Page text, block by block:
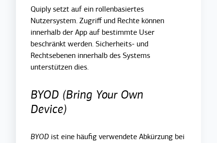
Quiply setzt auf ein rollenbasiertes
Nutzersystem. Zugriff und Rechte können
innerhalb der App auf bestimmte User
beschränkt werden. Sicherheits- und
Rechtsebenen innerhalb des Systems
unterstützen dies.
BYOD (Bring Your Own
Device)
BYOD ist eine häufig verwendete Abkürzung bei